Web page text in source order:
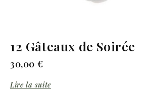
12 Gâteaux de Soirée
30,00 €
Lire la suite